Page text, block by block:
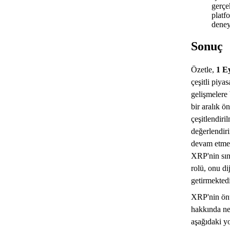
Sonuç
Özetle, 1
çeşitli
gelişmelere
bir aralık
devam
XRP'nin
rolü, onu
XRP'nin
hakkında
aşağıdaki